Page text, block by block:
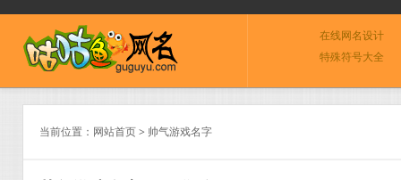
在线网名设计
特殊符号大全
当前位置： 网站首页> 帅气游戏名字